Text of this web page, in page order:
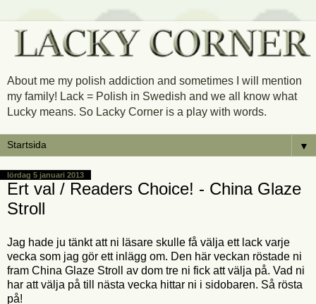
About me my polish addiction and sometimes I will mention
my family! Lack = Polish in Swedish and we all know what
Lucky means. So Lacky Corner is a play with words.
▼
lördag 5 januari 2013
Ert val / Readers Choice! - China Glaze
Stroll
Jag hade ju tänkt att ni läsare skulle få välja ett lack varje
vecka som jag gör ett inlägg om. Den här veckan röstade ni
fram China Glaze Stroll av dom tre ni fick att välja på. Vad ni
har att välja på till nästa vecka hittar ni i sidobaren. Så rösta
på!